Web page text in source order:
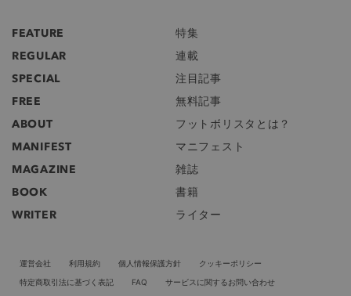
FEATURE
特集
REGULAR
連載
SPECIAL
注目記事
FREE
無料記事
ABOUT
フットボリスタとは？
MANIFEST
マニフェスト
MAGAZINE
雑誌
BOOK
書籍
WRITER
ライター
運営会社 利用規約 個人情報保護方針
クッキーポリシー
特定商取引法に基づく表記
FAQ
サービスに関するお問い合わせ